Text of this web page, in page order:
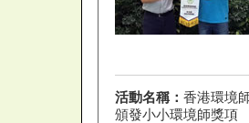
活動名稱： 香港環境
頒發小小環境師獎項